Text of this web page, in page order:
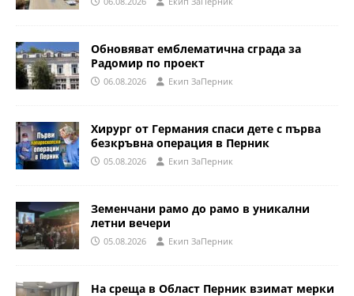
Обновяват емблематична сграда за
Радомир по проект
06.08.2026 Eкип ЗаПерник
Хирург от Германия спаси дете с първа
безкръвна операция в Перник
05.08.2026 Eкип ЗаПерник
Земенчани рамо до рамо в уникални
летни вечери
05.08.2026 Eкип ЗаПерник
На среща в Област Перник взимат мерки